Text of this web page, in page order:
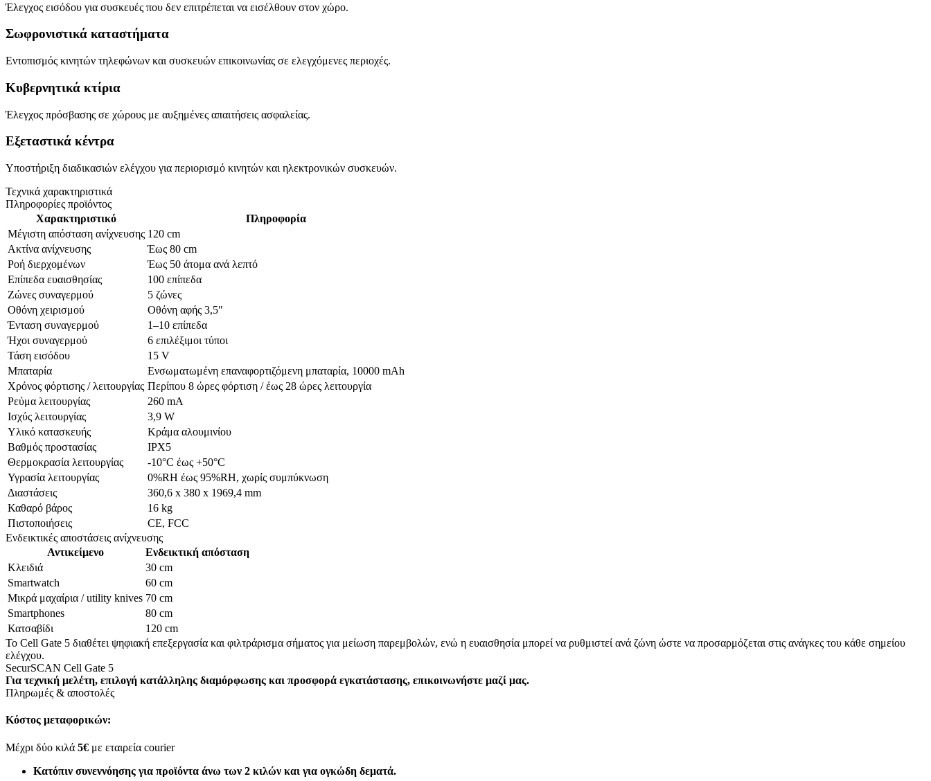
Έλεγχος εισόδου για συσκευές που δεν επιτρέπεται να εισέλθουν στον χώρο.
Σωφρονιστικά καταστήματα
Εντοπισμός κινητών τηλεφώνων και συσκευών επικοινωνίας σε ελεγχόμενες περιοχές.
Κυβερνητικά κτίρια
Έλεγχος πρόσβασης σε χώρους με αυξημένες απαιτήσεις ασφαλείας.
Εξεταστικά κέντρα
Υποστήριξη διαδικασιών ελέγχου για περιορισμό κινητών και ηλεκτρονικών συσκευών.
Τεχνικά χαρακτηριστικά
Πληροφορίες προϊόντος
Χαρακτηριστικό
Πληροφορία
Μέγιστη απόσταση ανίχνευσης 120 cm
Ακτίνα ανίχνευσης
Έως 80 cm
Ροή διερχομένων
Έως 50 άτομα ανά λεπτό
Επίπεδα ευαισθησίας
100 επίπεδα
Ζώνες συναγερμού
5 ζώνες
Οθόνη χειρισμού
Οθόνη αφής 3,5″
Ένταση συναγερμού
1–10 επίπεδα
Ήχοι συναγερμού
6 επιλέξιμοι τύποι
Τάση εισόδου
15 V
Μπαταρία
Ενσωματωμένη επαναφορτιζόμενη μπαταρία, 10000 mAh
Χρόνος φόρτισης / λειτουργίας Περίπου 8 ώρες φόρτιση / έως 28 ώρες λειτουργία
Ρεύμα λειτουργίας
260 mA
Ισχύς λειτουργίας
3,9 W
Υλικό κατασκευής
Κράμα αλουμινίου
Βαθμός προστασίας
IPX5
Θερμοκρασία λειτουργίας
-10°C έως +50°C
Υγρασία λειτουργίας
0%RH έως 95%RH, χωρίς συμπύκνωση
Διαστάσεις
360,6 x 380 x 1969,4 mm
Καθαρό βάρος
16 kg
Πιστοποιήσεις
CE, FCC
Ενδεικτικές αποστάσεις ανίχνευσης
Αντικείμενο
Ενδεικτική απόσταση
Κλειδιά
30 cm
Smartwatch
60 cm
Μικρά μαχαίρια / utility knives 70 cm
Smartphones
80 cm
Κατσαβίδι
120 cm
Το Cell Gate 5 διαθέτει ψηφιακή επεξεργασία και φιλτράρισμα σήματος για μείωση παρεμβολών, ενώ η ευαισθησία μπορεί να ρυθμιστεί ανά ζώνη ώστε να προσαρμόζεται στις ανάγκες του κάθε σημείου
ελέγχου.
SecurSCAN Cell Gate 5
Για τεχνική μελέτη, επιλογή κατάλληλης διαμόρφωσης και προσφορά εγκατάστασης, επικοινωνήστε μαζί μας.
Πληρωμές & αποστολές
Κόστος μεταφορικών:
Μέχρι δύο κιλά 5€ με εταιρεία courier
Κατόπιν συνεννόησης για προϊόντα άνω των 2 κιλών και για ογκώδη δεματά.